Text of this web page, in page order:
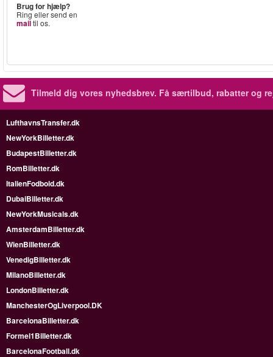
Brug for hjælp?
Ring eller send en
mailtil os.
Tilmeld dig vores nyhedsbrev. Få særtilbud, rabatter og
LufthavnsTransfer.dk
NewYorkBilletter.dk
BudapestBilletter.dk
RomBilletter.dk
ItalienFodbold.dk
DubaiBilletter.dk
NewYorkMusicals.dk
AmsterdamBilletter.dk
WienBilletter.dk
VenedigBilletter.dk
MilanoBilletter.dk
LondonBilletter.dk
ManchesterOgLiverpool.DK
BarcelonaBilletter.dk
Formel1Billetter.dk
BarcelonaFootball.dk